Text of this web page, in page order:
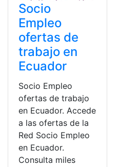
Socio
Empleo
ofertas de
trabajo en
Ecuador
Socio Empleo
ofertas de trabajo
en Ecuador. Accede
a las ofertas de la
Red Socio Empleo
en Ecuador.
Consulta miles